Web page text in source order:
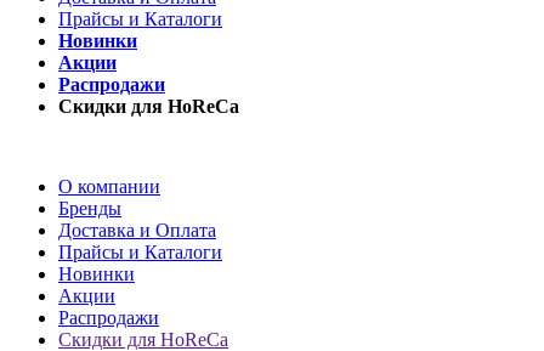
Прайсы и Каталоги
Новинки
Акции
Распродажи
Скидки для HoReCa
О компании
Бренды
Доставка и Оплата
Прайсы и Каталоги
Новинки
Акции
Распродажи
Скидки для HoReCa